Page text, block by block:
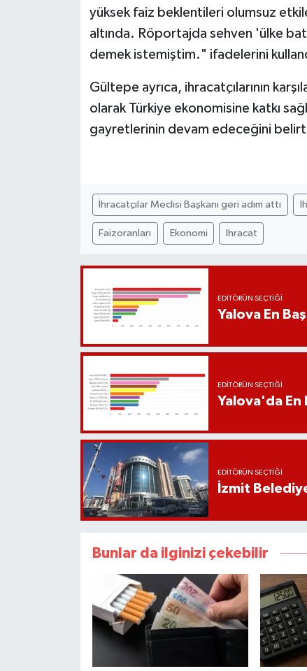
yüksek faiz beklentileri olumsuz
altında. Röportajda sehven 'ülke
demek istemiştim." ifadelerini
Gültepe ayrıca, ihracatçılarının
olarak Türkiye ekonomisine katkı
gayretlerinin devam edeceğini
İhracatçılar Meclisi Başkanı geri adım attı
Faizoranları Ekonomi Ihracat
EDITÖRÜN SEÇTIĞI
Yalova En
EDITÖRÜN SEÇTIĞI
Yalova'da En
EDITÖRÜN SEÇTIĞI
İzmit
Bunlar da ilginizi çekebilir